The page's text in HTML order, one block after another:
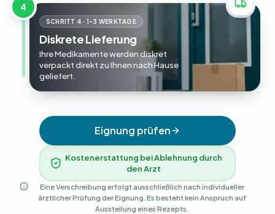
4
SCHRITT 4 · 1-3 WERKTAGE
Diskrete Lieferung
Ihre Medikamente werden diskret
verpackt direkt zu Ihnen nach Hause
geliefert.
Eignung prüfen
Kostenerstattung bei Ablehnung durch
den Arzt
Eine Verschreibung erfolgt ausschließlich nach individueller
ärztlicher Prüfung der Eignung. Es besteht kein Anspruch auf
Ausstellung eines Rezepts.